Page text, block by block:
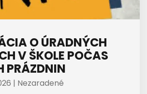
O ÚRADNÝCH
V ŠKOLE POČAS
PRÁZDNIN
| Nezaradené